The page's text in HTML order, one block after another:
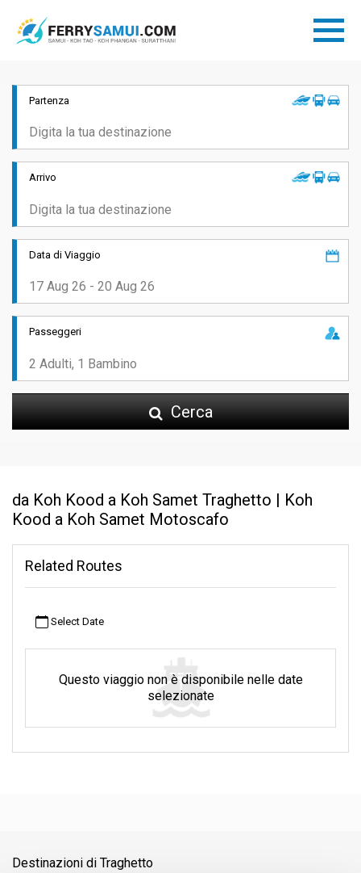
Partenza
Arrivo
Data di Viaggio
Passeggeri
Cerca
da Koh Kood a Koh Samet Traghetto | Koh
Kood a Koh Samet Motoscafo
Related Routes
Select Date
Questo viaggio non è disponibile nelle date
selezionate
Destinazioni di Traghetto